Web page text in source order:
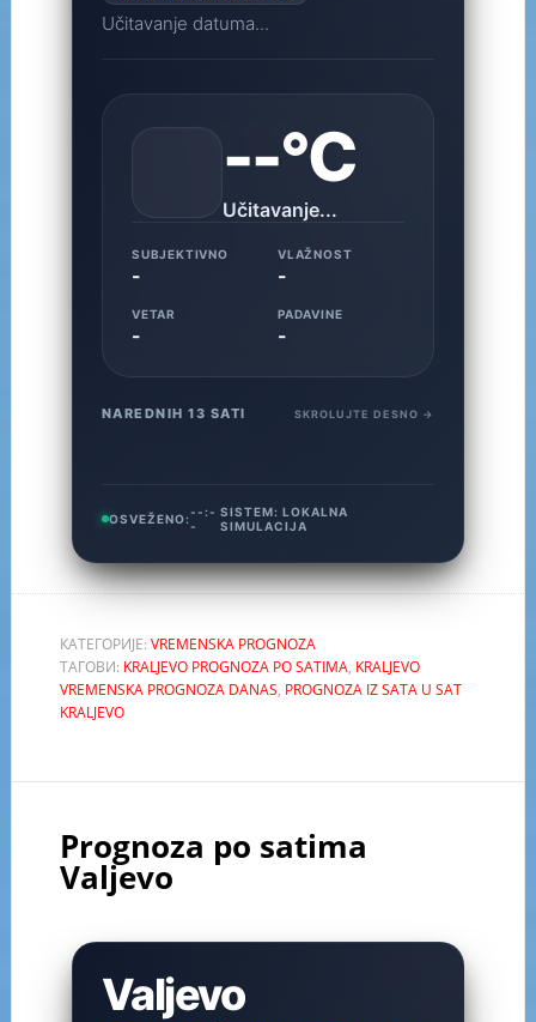
Učitavanje datuma...
--°C
Učitavanje...
SUBJEKTIVNO
-
VLAŽNOST
-
VETAR
-
PADAVINE
-
NAREDNIH 13 SATI SKROLUJTE DESNO →
OSVEŽENO:--:-
-
SISTEM:LOKALNA
SIMULACIJA
КАТЕГОРИЈЕ: VREMENSKA PROGNOZA
ТАГОВИ: KRALJEVO PROGNOZA PO SATIMA, KRALJEVO
VREMENSKA PROGNOZA DANAS, PROGNOZA IZ SATA U SAT
KRALJEVO
Prognoza po satima
Valjevo
Valjevo